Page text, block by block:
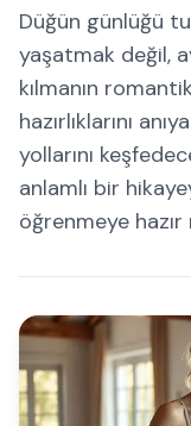
Düğün günlüğü
yaşatmak değil,
kılmanın
hazırlıklarını
yollarını
anlamlı bir
öğrenmeye hazır